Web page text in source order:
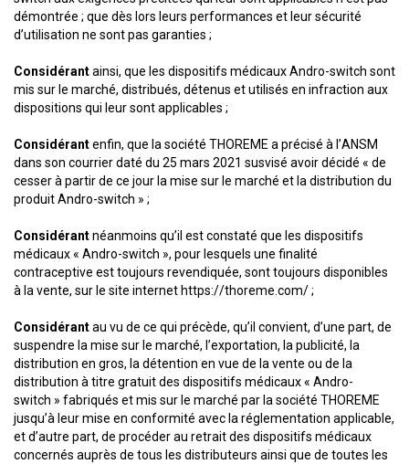
démontrée ; que dès lors leurs performances et leur sécurité
d’utilisation ne sont pas garanties ;
Considérantainsi, que les dispositifs médicaux Andro-switch sont
mis sur le marché, distribués, détenus et utilisés en infraction aux
dispositions qui leur sont applicables ;
Considérantenfin, que la société THOREME a précisé à l’ANSM
dans son courrier daté du 25 mars 2021 susvisé avoir décidé « de
cesser à partir de ce jour la mise sur le marché et la distribution du
produit Andro-switch » ;
Considérantnéanmoins qu’il est constaté que les dispositifs
médicaux « Andro-switch », pour lesquels une finalité
contraceptive est toujours revendiquée, sont toujours disponibles
à la vente, sur le site internet https://thoreme.com/ ;
Considérantau vu de ce qui précède, qu’il convient, d’une part, de
suspendre la mise sur le marché, l’exportation, la publicité, la
distribution en gros, la détention en vue de la vente ou de la
distribution à titre gratuit des dispositifs médicaux « Andro-
switch » fabriqués et mis sur le marché par la société THOREME
jusqu’à leur mise en conformité avec la réglementation applicable,
et d’autre part, de procéder au retrait des dispositifs médicaux
concernés auprès de tous les distributeurs ainsi que de toutes les